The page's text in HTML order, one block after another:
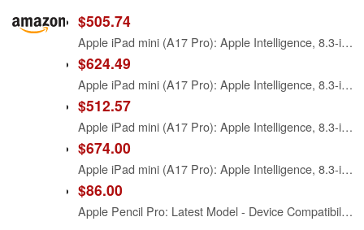
$505.74
Apple iPad mini (A17 Pro): Apple Intelligence, 8.3-inch Liquid Retina Display, 128GB, Wi-Fi 6E, 12MP Front/12MP Back Camera, Touch ID, All-Day Battery Life — Space Gray
$624.49
Apple iPad mini (A17 Pro): Apple Intelligence, 8.3-inch Liquid Retina Display, 256GB, Wi-Fi 6E, 12MP Front/12MP Back Camera, Touch ID, All-Day Battery Life — Space Gray
$512.57
Apple iPad mini (A17 Pro): Apple Intelligence, 8.3-inch Liquid Retina Display, 128GB, Wi-Fi 6E, 12MP Front/12MP Back Camera, Touch ID, All-Day Battery Life — Blue
$674.00
Apple iPad mini (A17 Pro): Apple Intelligence, 8.3-inch Liquid Retina Display, 256GB, Wi-Fi 6E, 12MP Front/12MP Back Camera, Touch ID, All-Day Battery Life — Starlight
$86.00
Apple Pencil Pro: Latest Model - Device Compatibility Check Required - Pixel-Perfect Precision, Tilt and Pressure Sensitivity, Perfect for Note-Taking, Drawing, and Art. Charges and Pairs Magnetically